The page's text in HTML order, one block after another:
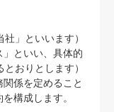
」といいます）
といい、具体的
おりとします）
係を定めること
構成します。